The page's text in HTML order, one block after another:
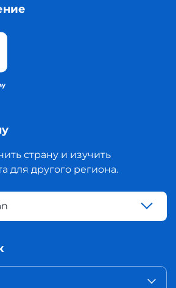
страну и изучить
для другого региона.